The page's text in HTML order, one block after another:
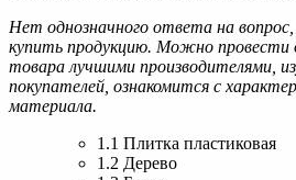
Нет однозначного ответа на
купить продукцию. Можно провести
товара лучшими производителями,
покупателей, ознакомится с
материала.
1.1 Плитка пластиковая
1.2 Дерево